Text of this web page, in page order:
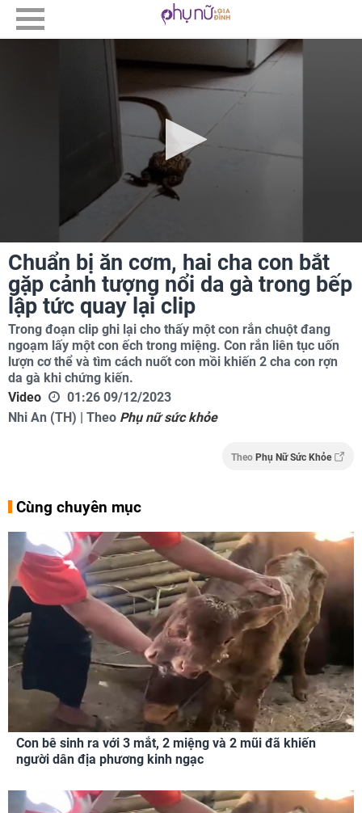
Chuẩn bị ăn cơm, hai cha con bắt
gặp cảnh tượng nổi da gà trong bếp
lập tức quay lại clip
Trong đoạn clip ghi lại cho thấy một con rắn chuột đang
ngoạm lấy một con ếch trong miệng. Con rắn liên tục uốn
lượn cơ thể và tìm cách nuốt con mồi khiến 2 cha con rợn
da gà khi chứng kiến.
Video
01:26 09/12/2023
Nhi An (TH) | Theo Phụ nữ sức khỏe
Theo Phụ Nữ Sức Khỏe
Cùng chuyên mục
Con bê sinh ra với 3 mắt, 2 miệng và 2 mũi đã khiến
người dân địa phương kinh ngạc